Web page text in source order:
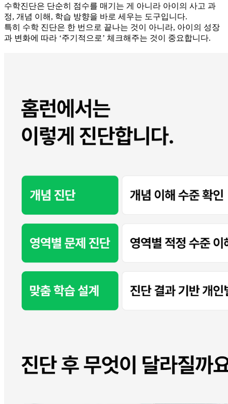
수학진단은 단순히 점수를 매기는 게 아니라 아이의 사고 과
정, 개념 이해, 학습 방향을 바로 세우는 도구입니다.
특히 수학 진단은 한 번으로 끝나는 것이 아니라, 아이의 성장
과 변화에 따라 ‘주기적으로’ 체크해주는 것이 중요합니다.